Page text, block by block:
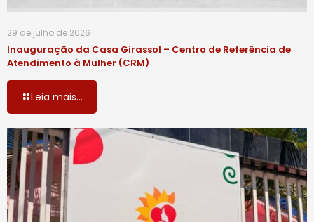
29 de julho de 2026
Inauguração da Casa Girassol – Centro de Referência de
Atendimento à Mulher (CRM)
Leia mais...